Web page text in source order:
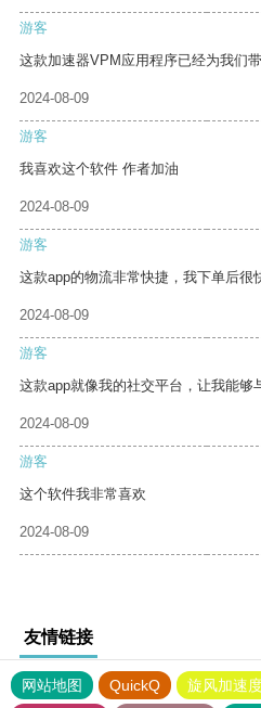
游客
这款加速器VPM应用程序已经为我们
2024-08-09
游客
我喜欢这个软件 作者加油
2024-08-09
游客
这款app的物流非常快捷，我下单后很
2024-08-09
游客
这款app就像我的社交平台，让我能够
2024-08-09
游客
这个软件我非常喜欢
2024-08-09
友情链接
网站地图 QuickQ 旋风加速